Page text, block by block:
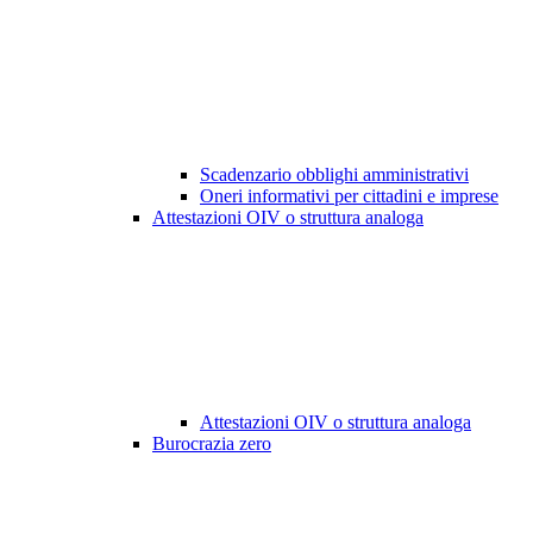
Scadenzario obblighi amministrativi
Oneri informativi per cittadini e imprese
Attestazioni OIV o struttura analoga
Attestazioni OIV o struttura analoga
Burocrazia zero